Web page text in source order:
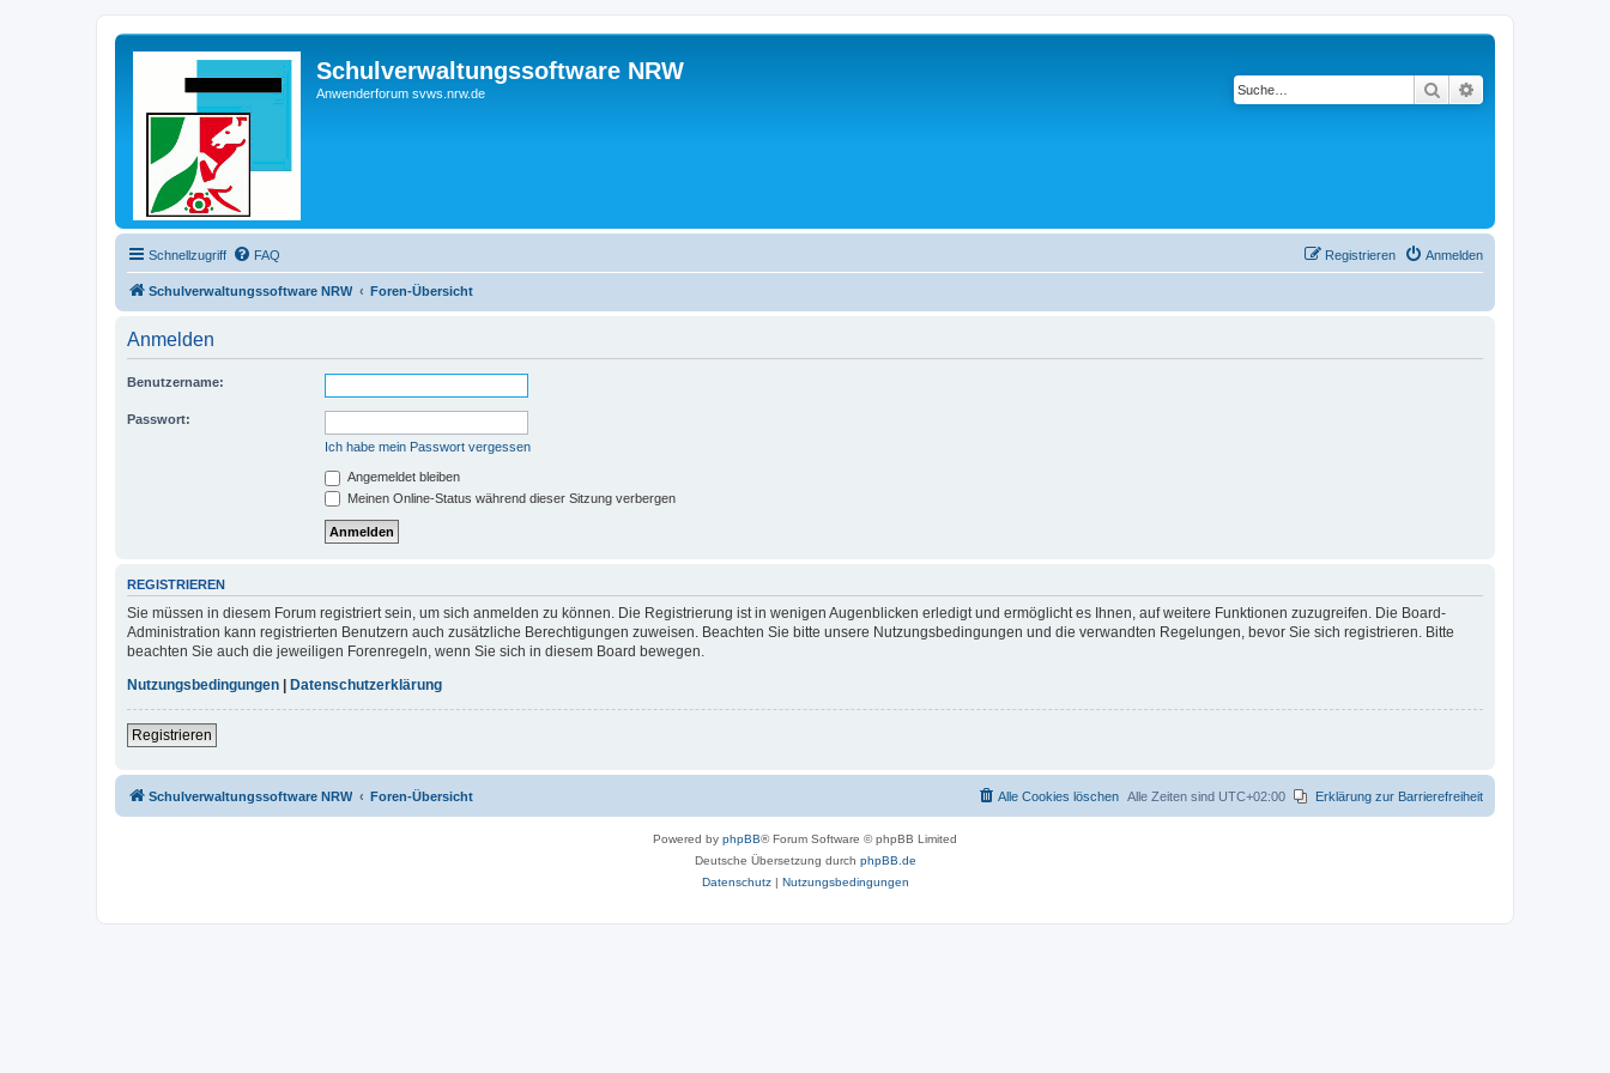
Schulverwaltungssoftware NRW
Anwenderforum svws.nrw.de Suche
Schnellzugriff FAQ Anmelden
Registrieren
Schulverwaltungssoftware NRW Foren-Übersicht
Anmelden
Benutzername:
Passwort:
Ich habe mein Passwort vergessen
Angemeldet bleiben
Meinen Online-Status während dieser Sitzung verbergen
REGISTRIEREN
Sie müssen in diesem Forum registriert sein, um sich anmelden zu können. Die Registrierung ist in wenigen Augenblicken erledigt und ermöglicht es Ihnen, auf weitere Funktionen zuzugreifen. Die Board-
Administration kann registrierten Benutzern auch zusätzliche Berechtigungen zuweisen. Beachten Sie bitte unsere Nutzungsbedingungen und die verwandten Regelungen, bevor Sie sich registrieren. Bitte
beachten Sie auch die jeweiligen Forenregeln, wenn Sie sich in diesem Board bewegen.
Nutzungsbedingungen | Datenschutzerklärung
Registrieren
Schulverwaltungssoftware NRW Foren-Übersicht Erklärung zur Barrierefreiheit
Alle Zeiten sind UTC+02:00
Alle Cookies löschen
Powered by phpBB® Forum Software © phpBB Limited
Deutsche Übersetzung durch phpBB.de
Datenschutz| Nutzungsbedingungen